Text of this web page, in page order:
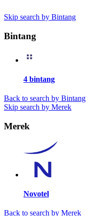
Skip search by Bintang
Bintang
4 bintang
Back to search by Bintang
Skip search by Merek
Merek
Novotel
Back to search by Merek